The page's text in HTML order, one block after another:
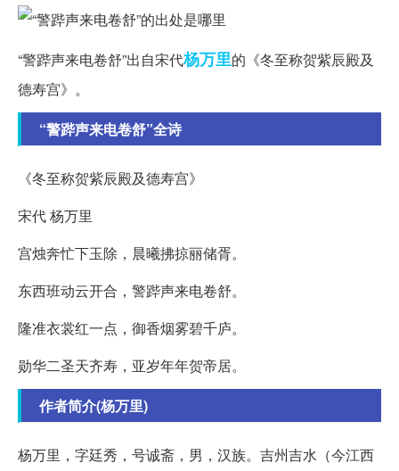
“警跸声来电卷舒”出自宋代杨万里的《冬至称贺紫辰殿及
德寿宫》。
“警跸声来电卷舒”全诗
《冬至称贺紫辰殿及德寿宫》
宋代 杨万里
宫烛奔忙下玉除，晨曦拂掠丽储胥。
东西班动云开合，警跸声来电卷舒。
隆准衣裳红一点，御香烟雾碧千庐。
勋华二圣天齐寿，亚岁年年贺帝居。
作者简介(杨万里)
杨万里，字廷秀，号诚斋，男，汉族。吉州吉水（今江西